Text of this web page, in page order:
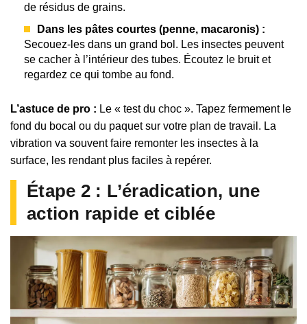
de résidus de grains.
Dans les pâtes courtes (penne, macaronis) :
Secouez-les dans un grand bol. Les insectes peuvent
se cacher à l’intérieur des tubes. Écoutez le bruit et
regardez ce qui tombe au fond.
L’astuce de pro : Le « test du choc ». Tapez fermement le
fond du bocal ou du paquet sur votre plan de travail. La
vibration va souvent faire remonter les insectes à la
surface, les rendant plus faciles à repérer.
Étape 2 : L’éradication, une
action rapide et ciblée